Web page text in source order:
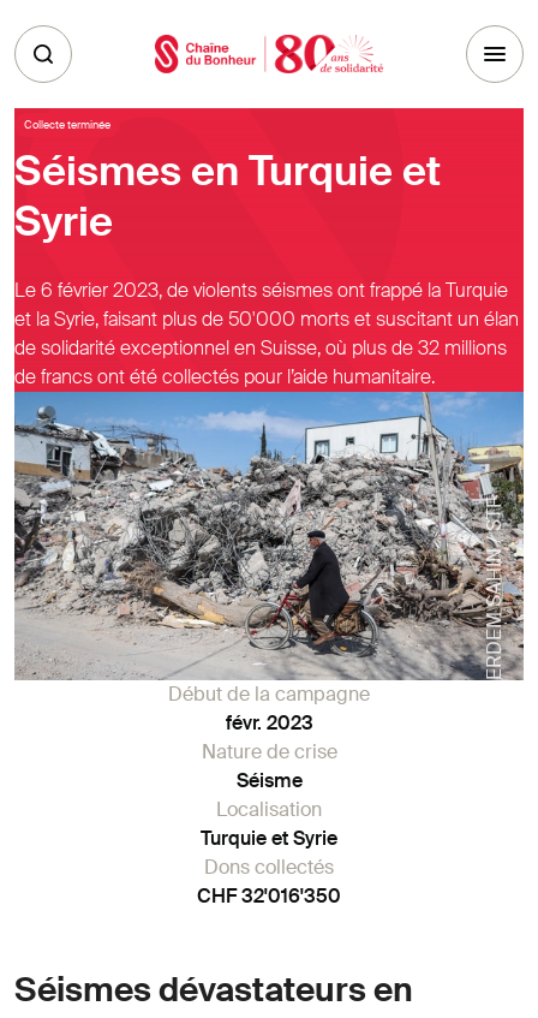
Collecte terminée
Séismes en Turquie et
Syrie
Le 6 février 2023, de violents séismes ont frappé la Turquie
et la Syrie, faisant plus de 50'000 morts et suscitant un élan
de solidarité exceptionnel en Suisse, où plus de 32 millions
de francs ont été collectés pour l’aide humanitaire.
ERDEM SAHIN / STF
Début de la campagne
févr. 2023
Nature de crise
Séisme
Localisation
Turquie et Syrie
Dons collectés
CHF 32'016'350
Séismes dévastateurs en